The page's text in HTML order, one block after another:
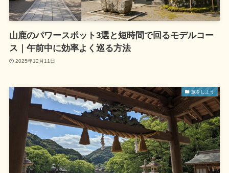
山鹿のパワースポット3選と短時間で回るモデルコー
ス｜午前中に効率よく巡る方法
2025年12月11日
旅をしよう